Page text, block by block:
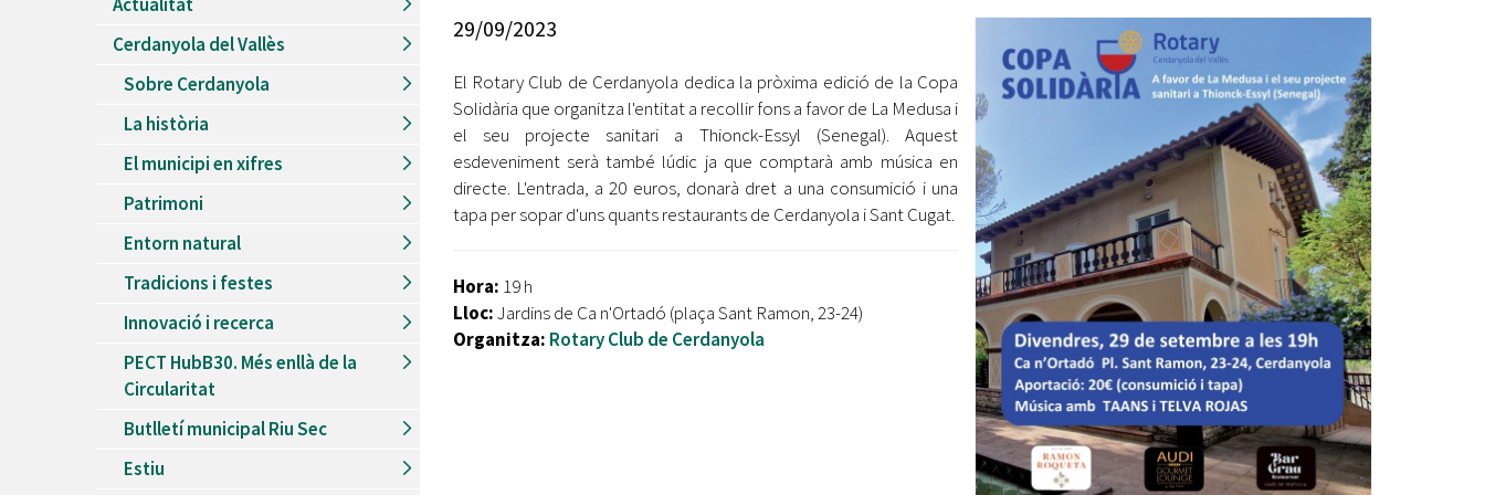
Recursos Humans
Ètica i Integritat
Retiment de Comptes
Accés a Informació Pública
Dades Obertes
Catàleg de Serveis i Tràmits
Del26/06/2026al30/08/2026
Patis oberts temporada d'estiu
Piscines d'estiu a Cerdanyola
Del01/06/2026al30/09/2026
Refugis climàtics a Cerdanyola
Jocs d'aigua del Parc Cordelles
Del01/07/2024al31/08/2026
Decorem! Conte 'La truita de nabius'
jove 2026
Cerdanyola opta a més de 5 milions d'euros del Pla de
Barris per transformar les Fontetes, Quatre Cantons i
l'entorn de l'avinguda Catalunya
El FIT presenta el cartell de la seva 16a edició i dona el
tret de sortida al festival
Entitats
Mercats Municipals
Webs Municipals
Cerdanyola del Vallès
Sobre Cerdanyola
La història
El municipi en xifres
Patrimoni
Entorn natural
Tradicions i festes
Innovació i recerca
PECT HubB30. Més enllà de la
Circularitat
Butlletí municipal Riu Sec
Estiu
29/09/2023
El Rotary Club de Cerdanyola dedica la pròxima edició de la Copa
Solidària que organitza l'entitat a recollir fons a favor de La Medusa i
el seu projecte sanitari a Thionck-Essyl (Senegal). Aquest
esdeveniment serà també lúdic ja que comptarà amb música en
directe. L'entrada, a 20 euros, donarà dret a una consumició i una
tapa per sopar d'uns quants restaurants de Cerdanyola i Sant Cugat.
Hora: 19 h
Lloc:Jardins de Ca n'Ortadó (plaça Sant Ramon, 23-24)
Organitza: Rotary Club de Cerdanyola